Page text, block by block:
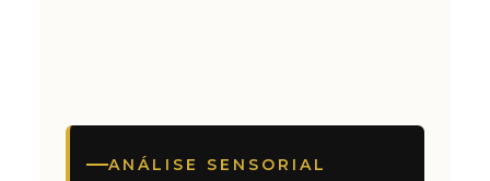
ANÁLISE SENSORIAL